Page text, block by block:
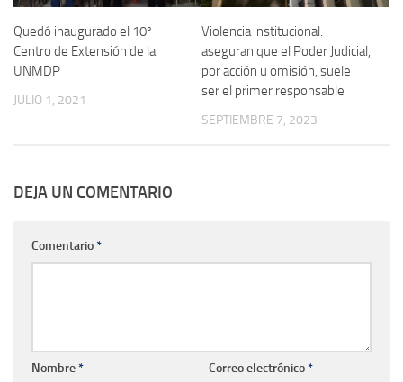
Quedó inaugurado el 10º
Centro de Extensión de la
UNMDP
JULIO 1, 2021
Violencia institucional:
aseguran que el Poder Judicial,
por acción u omisión, suele
ser el primer responsable
SEPTIEMBRE 7, 2023
DEJA UN COMENTARIO
Comentario*
Nombre* Correo electrónico*